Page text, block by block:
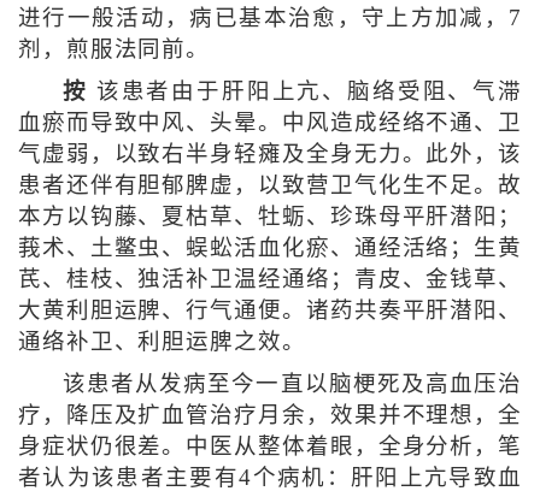
进行一般活动，病已基本治愈，守上方加减，7
剂，煎服法同前。
按 该患者由于肝阳上亢、脑络受阻、气滞
血瘀而导致中风、头晕。中风造成经络不通、卫
气虚弱，以致右半身轻瘫及全身无力。此外，该
患者还伴有胆郁脾虚，以致营卫气化生不足。故
本方以钩藤、夏枯草、牡蛎、珍珠母平肝潜阳；
莪术、土鳖虫、蜈蚣活血化瘀、通经活络；生黄
芪、桂枝、独活补卫温经通络；青皮、金钱草、
大黄利胆运脾、行气通便。诸药共奏平肝潜阳、
通络补卫、利胆运脾之效。
该患者从发病至今一直以脑梗死及高血压治
疗，降压及扩血管治疗月余，效果并不理想，全
身症状仍很差。中医从整体着眼，全身分析，笔
者认为该患者主要有4个病机：肝阳上亢导致血